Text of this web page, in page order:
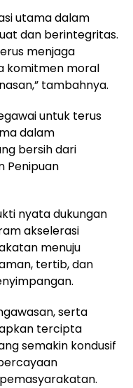
utama dalam
dan berintegritas.
menjaga
komitmen moral
tambahnya.
untuk terus
dalam
bersih dari
Penipuan
nyata dukungan
akselerasi
menuju
tertib, dan
serta
tercipta
semakin kondusif